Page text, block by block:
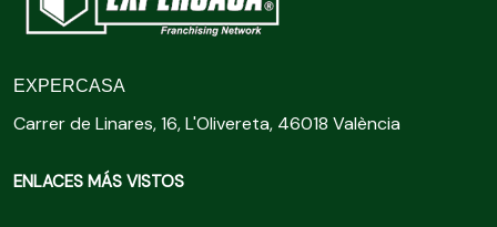
EXPERCASA
Carrer de Linares, 16, L'Olivereta, 46018 València
ENLACES MÁS VISTOS